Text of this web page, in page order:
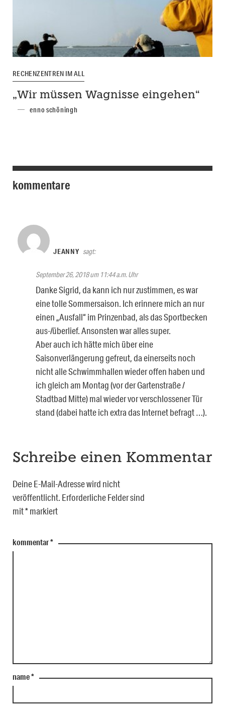
RECHENZENTREN IM ALL
„Wir müssen Wagnisse eingehen“
enno schöningh
kommentare
JEANNY sagt:
September 26, 2018 um 11:44 a.m. Uhr
Danke Sigrid, da kann ich nur zustimmen, es war
eine tolle Sommersaison. Ich erinnere mich an nur
einen „Ausfall“ im Prinzenbad, als das Sportbecken
aus-/überlief. Ansonsten war alles super.
Aber auch ich hätte mich über eine
Saisonverlängerung gefreut, da einerseits noch
nicht alle Schwimmhallen wieder offen haben und
ich gleich am Montag (vor der Gartenstraße /
Stadtbad Mitte) mal wieder vor verschlossener Tür
stand (dabei hatte ich extra das Internet befragt …).
Schreibe einen Kommentar
Deine E-Mail-Adresse wird nicht
veröffentlicht. Erforderliche Felder sind
mit*markiert
kommentar*
name*